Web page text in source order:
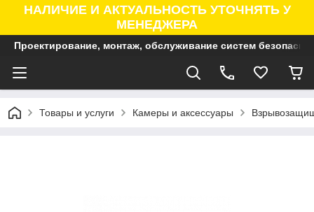
НАЛИЧИЕ И АКТУАЛЬНОСТЬ УТОЧНЯТЬ У
МЕНЕДЖЕРА
Проектирование, монтаж, обслуживание систем
Товары и услуги Камеры и аксессуары